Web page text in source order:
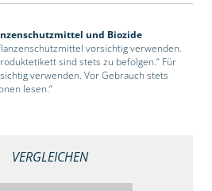
und Biozide
vorsichtig verwenden.
sind stets zu befolgen.“ Für
verwenden. Vor Gebrauch stets
lesen.“
VERGLEICHEN